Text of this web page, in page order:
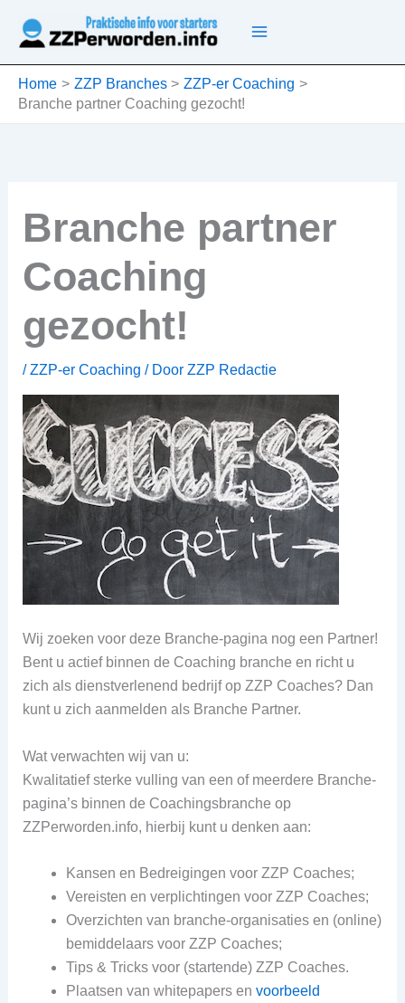
naar
inhoud
Home ZZP Branches
ZZP-er Coaching
Branche partner Coaching gezocht!
Branche partner
Coaching
gezocht!
/ZZP-er Coaching / Door ZZP Redactie
Wij zoeken voor deze Branche-pagina nog een Partner!
Bent u actief binnen de Coaching branche en richt u
zich als dienstverlenend bedrijf op ZZP Coaches? Dan
kunt u zich aanmelden als Branche Partner.
Wat verwachten wij van u:
Kwalitatief sterke vulling van een of meerdere Branche-
pagina’s binnen de Coachingsbranche op
ZZPerworden.info, hierbij kunt u denken aan:
Kansen en Bedreigingen voor ZZP Coaches;
Vereisten en verplichtingen voor ZZP Coaches;
Overzichten van branche-organisaties en (online)
bemiddelaars voor ZZP Coaches;
Tips & Tricks voor (startende) ZZP Coaches.
Plaatsen van whitepapers en voorbeeld